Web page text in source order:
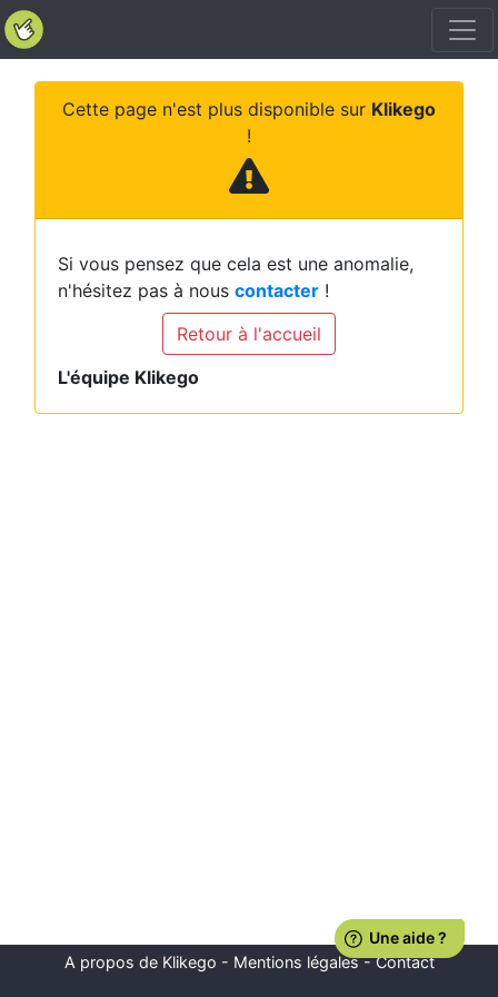
Cette page n'est plus disponible sur Klikego
!
Si vous pensez que cela est une anomalie,
n'hésitez pas à nous contacter !
Retour à l'accueil
L'équipe Klikego
A propos de Klikego - Mentions légales-Contact